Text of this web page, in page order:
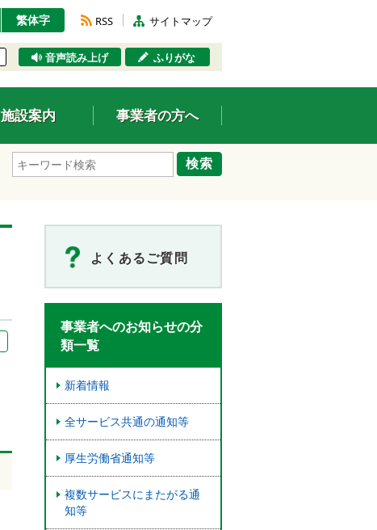
繁体字 RSS サイトマップ
音声読み上げ ふりがな
施設案内 事業者の方へ
検索
よくあるご質問
事業者へのお知らせの分
類一覧
新着情報
全サービス共通の通知等
厚生労働省通知等
複数サービスにまたがる通
知等